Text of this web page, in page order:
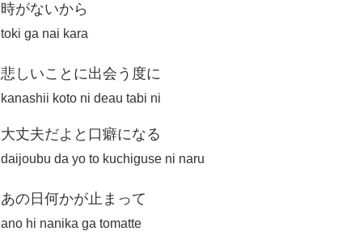
時がないから
toki ga nai kara
悲しいことに出会う度に
kanashii koto ni deau tabi ni
大丈夫だよと口癖になる
daijoubu da yo to kuchiguse ni naru
あの日何かが止まって
ano hi nanika ga tomatte